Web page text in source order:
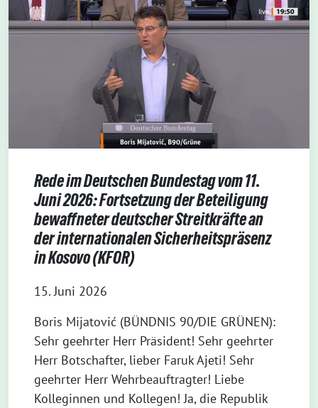
Rede im Deutschen Bundestag vom 11.
Juni 2026: Fortsetzung der Beteiligung
bewaffneter deutscher Streitkräfte an
der internationalen Sicherheitspräsenz
in Kosovo (KFOR)
15. Juni 2026
Boris Mijatović (BÜNDNIS 90/DIE GRÜNEN):
Sehr geehrter Herr Präsident! Sehr geehrter
Herr Botschafter, lieber Faruk Ajeti! Sehr
geehrter Herr Wehrbeauftragter! Liebe
Kolleginnen und Kollegen! Ja, die Republik